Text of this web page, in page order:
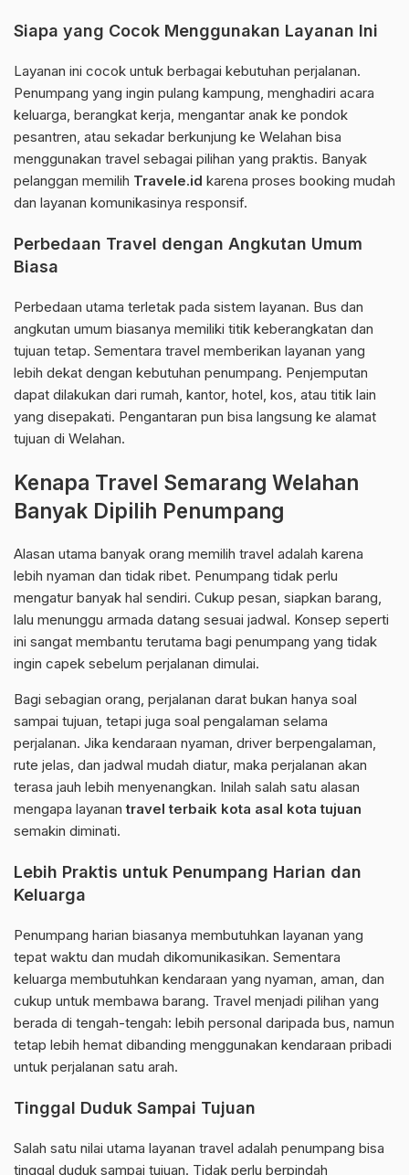
Siapa yang Cocok Menggunakan Layanan Ini
Layanan ini cocok untuk berbagai kebutuhan perjalanan.
Penumpang yang ingin pulang kampung, menghadiri acara
keluarga, berangkat kerja, mengantar anak ke pondok
pesantren, atau sekadar berkunjung ke Welahan bisa
menggunakan travel sebagai pilihan yang praktis. Banyak
pelanggan memilih Travele.id karena proses booking mudah
dan layanan komunikasinya responsif.
Perbedaan Travel dengan Angkutan Umum
Biasa
Perbedaan utama terletak pada sistem layanan. Bus dan
angkutan umum biasanya memiliki titik keberangkatan dan
tujuan tetap. Sementara travel memberikan layanan yang
lebih dekat dengan kebutuhan penumpang. Penjemputan
dapat dilakukan dari rumah, kantor, hotel, kos, atau titik lain
yang disepakati. Pengantaran pun bisa langsung ke alamat
tujuan di Welahan.
Kenapa Travel Semarang Welahan
Banyak Dipilih Penumpang
Alasan utama banyak orang memilih travel adalah karena
lebih nyaman dan tidak ribet. Penumpang tidak perlu
mengatur banyak hal sendiri. Cukup pesan, siapkan barang,
lalu menunggu armada datang sesuai jadwal. Konsep seperti
ini sangat membantu terutama bagi penumpang yang tidak
ingin capek sebelum perjalanan dimulai.
Bagi sebagian orang, perjalanan darat bukan hanya soal
sampai tujuan, tetapi juga soal pengalaman selama
perjalanan. Jika kendaraan nyaman, driver berpengalaman,
rute jelas, dan jadwal mudah diatur, maka perjalanan akan
terasa jauh lebih menyenangkan. Inilah salah satu alasan
mengapa layanantravel terbaik kota asal kota tujuan
semakin diminati.
Lebih Praktis untuk Penumpang Harian dan
Keluarga
Penumpang harian biasanya membutuhkan layanan yang
tepat waktu dan mudah dikomunikasikan. Sementara
keluarga membutuhkan kendaraan yang nyaman, aman, dan
cukup untuk membawa barang. Travel menjadi pilihan yang
berada di tengah-tengah: lebih personal daripada bus, namun
tetap lebih hemat dibanding menggunakan kendaraan pribadi
untuk perjalanan satu arah.
Tinggal Duduk Sampai Tujuan
Salah satu nilai utama layanan travel adalah penumpang bisa
tinggal duduk sampai tujuan. Tidak perlu berpindah